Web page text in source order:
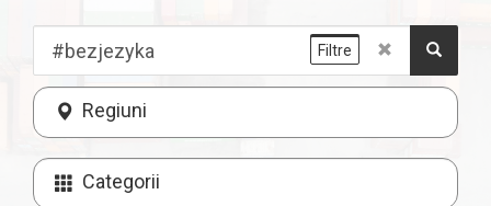
Regiuni
Categorii
Filtre